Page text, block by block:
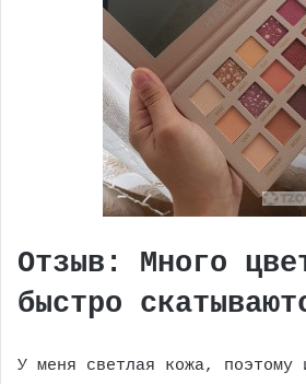
Отзыв: Много
быстро
У меня светлая кожа, поэтому